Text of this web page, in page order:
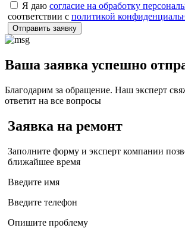
Я даю согласие на обработку
соответствии с политикой
Отправить заявку
Ваша заявка успешно
Благодарим за обращение. Наш эксперт
ответит на все вопросы
Заявка на ремонт
Заполните форму и эксперт компании
ближайшее время
Введите имя
Введите телефон
Опишите проблему